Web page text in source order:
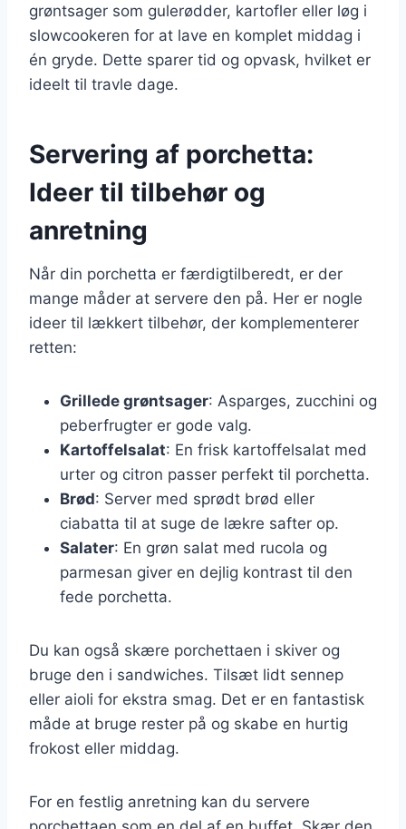
grøntsager som gulerødder, kartofler eller løg i
slowcookeren for at lave en komplet middag i
én gryde. Dette sparer tid og opvask, hvilket er
ideelt til travle dage.
Servering af porchetta:
Ideer til tilbehør og
anretning
Når din porchetta er færdigtilberedt, er der
mange måder at servere den på. Her er nogle
ideer til lækkert tilbehør, der komplementerer
retten:
Grillede grøntsager: Asparges, zucchini og
peberfrugter er gode valg.
Kartoffelsalat: En frisk kartoffelsalat med
urter og citron passer perfekt til porchetta.
Brød: Server med sprødt brød eller
ciabatta til at suge de lækre safter op.
Salater: En grøn salat med rucola og
parmesan giver en dejlig kontrast til den
fede porchetta.
Du kan også skære porchettaen i skiver og
bruge den i sandwiches. Tilsæt lidt sennep
eller aioli for ekstra smag. Det er en fantastisk
måde at bruge rester på og skabe en hurtig
frokost eller middag.
For en festlig anretning kan du servere